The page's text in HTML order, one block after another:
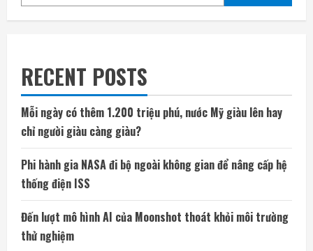
RECENT POSTS
Mỗi ngày có thêm 1.200 triệu phú, nước Mỹ giàu lên hay
chỉ người giàu càng giàu?
Phi hành gia NASA đi bộ ngoài không gian để nâng cấp hệ
thống điện ISS
Đến lượt mô hình AI của Moonshot thoát khỏi môi trường
thử nghiệm